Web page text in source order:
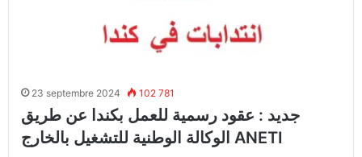
23 septembre 2024 102 781
جديد : عقود رسمية للعمل بكندا عن طريق
الوكالة الوطنية للتشغيل بالخارج ANETI